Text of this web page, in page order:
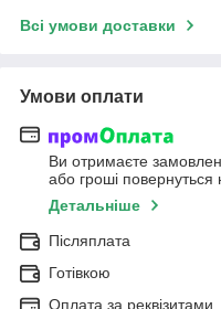
Всі умови доставки
Умови оплати
Ви отримаєте
або гроші повернуться
Детальніше
Післяплата
Готівкою
Оплата за реквізитами